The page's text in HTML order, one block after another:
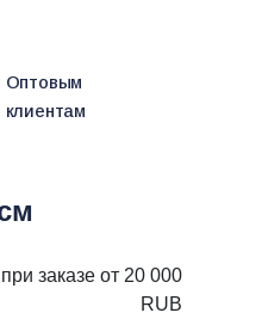
Оптовым
клиентам
заказе от 20 000
RUB